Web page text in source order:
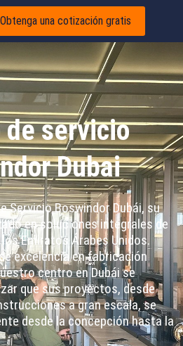
Obtenga una cotización gratis
de servicio
Dubai
Servicio Boswindor Dubái, su
en soluciones integrales de
Emiratos Árabes Unidos.
excelencia en fabricación
centro en Dubái se
que sus proyectos, desde
a gran escala, se
desde la concepción hasta la